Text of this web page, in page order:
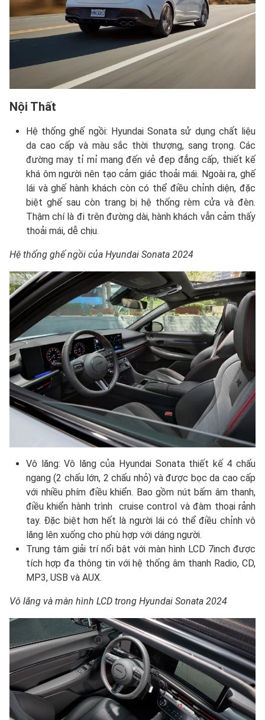
Nội Thất
Hệ thống ghế ngồi: Hyundai Sonata sử dụng chất liệu
da cao cấp và màu sắc thời thượng, sang trọng. Các
đường may tỉ mỉ mang đến vẻ đẹp đẳng cấp, thiết kế
khá ôm người nên tạo cảm giác thoải mái. Ngoài ra, ghế
lái và ghế hành khách còn có thể điều chỉnh diện, đặc
biệt ghế sau còn trang bị hệ thống rèm cửa và đèn.
Thậm chí là đi trên đường dài, hành khách vẫn cảm thấy
thoải mái, dễ chịu.
Hệ thống ghế ngồi của Hyundai Sonata 2024
Vô lăng: Vô lăng của Hyundai Sonata thiết kế 4 chấu
ngang (2 chấu lớn, 2 chấu nhỏ) và được bọc da cao cấp
với nhiều phím điều khiển. Bao gồm nút bấm âm thanh,
điều khiển hành trình cruise control và đàm thoại rảnh
tay. Đặc biệt hơn hết là người lái có thể điều chỉnh vô
lăng lên xuống cho phù hợp với dáng người.
Trung tâm giải trí nổi bật với màn hình LCD 7inch được
tích hợp đa thông tin với hệ thống âm thanh Radio, CD,
MP3, USB và AUX.
Vô lăng và màn hình LCD trong Hyundai Sonata 2024